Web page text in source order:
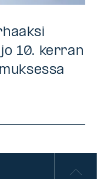
10. kerran